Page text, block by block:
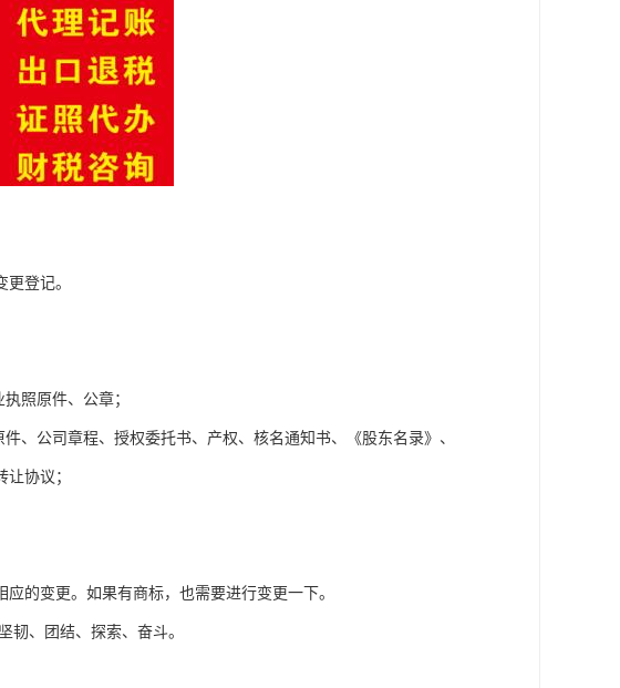
登记。
照原件、公章；
、公司章程、授权委托书、产权、核名通知书、《股东名录》、
协议；
的变更。如果有商标，也需要进行变更一下。
韧、团结、探索、奋斗。